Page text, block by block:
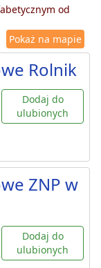
od
Pokaż na mapie
Rolnik
Dodaj do
ulubionych
ZNP w
Dodaj do
ulubionych